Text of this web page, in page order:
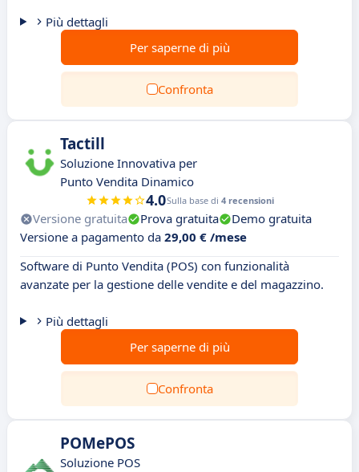
Più dettagli
Per saperne di più
Confronta
Tactill
Soluzione Innovativa per
Punto Vendita Dinamico
4.0Sulla base di 4 recensioni
Versione gratuita Prova gratuita
Demo gratuita
Versione a pagamento da 29,00 € /mese
Software di Punto Vendita (POS) con funzionalità
avanzate per la gestione delle vendite e del magazzino.
Più dettagli
Per saperne di più
Confronta
POMePOS
Soluzione POS